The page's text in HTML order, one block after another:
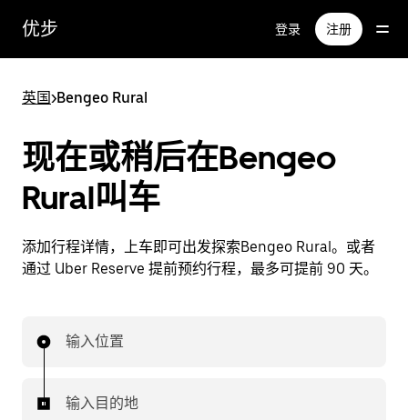
优步 登录 注册
英国>Bengeo Rural
现在或稍后在Bengeo
Rural叫车
添加行程详情，上车即可出发探索Bengeo Rural。或者
通过 Uber Reserve 提前预约行程，最多可提前 90 天。
输入位置
输入目的地